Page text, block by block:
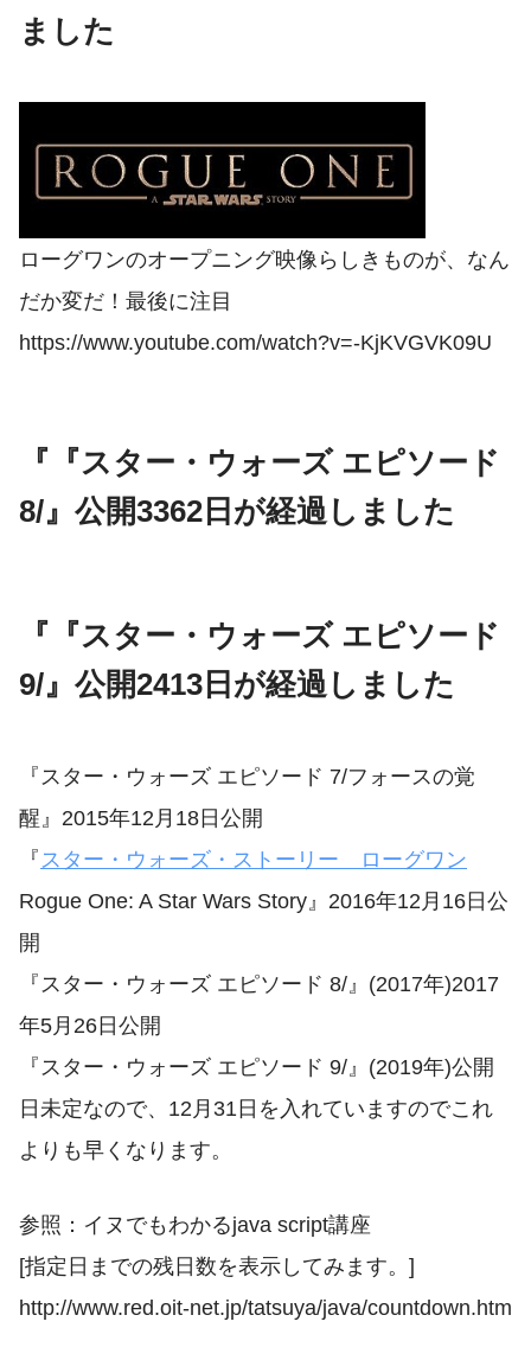
ました
ローグワンのオープニング映像らしきものが、なん
だか変だ！最後に注目
https://www.youtube.com/watch?v=-KjKVGVK09U
『『スター・ウォーズ エピソード
8/』公開3362日が経過しました
『『スター・ウォーズ エピソード
9/』公開2413日が経過しました
『スター・ウォーズ エピソード 7/フォースの覚
醒』2015年12月18日公開
『 スター・ウォーズ・ストーリー ローグワン
Rogue One: A Star Wars Story』2016年12月16日公
開
『スター・ウォーズ エピソード 8/』(2017年)2017
年5月26日公開
『スター・ウォーズ エピソード 9/』(2019年)公開
日未定なので、12月31日を入れていますのでこれ
よりも早くなります。
参照：イヌでもわかるjava script講座
[指定日までの残日数を表示してみます。]
http://www.red.oit-net.jp/tatsuya/java/countdown.htm